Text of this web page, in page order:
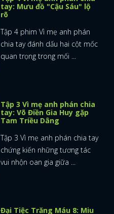
tay: Mưu đồ "Cậu Sáu" lộ
rõ
Tập 4 phim Vì mẹ anh phán
chia tay đánh dấu hai cột mốc
quan trọng trong mối ...
Tập 3 Vì mẹ anh phán chia
tay: Võ Điền Gia Huy gặp
Tam Triều Dâng
Tập 3 Vì mẹ anh phán chia tay
chứng kiến những tương tác
vui nhộn oan gia giữa ...
Đại Tiệc Trăng Máu 8: Miu